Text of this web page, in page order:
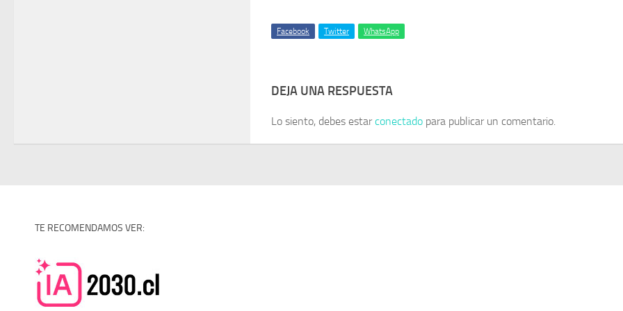
Facebook Twitter WhatsApp
DEJA UNA RESPUESTA
Lo siento, debes estarconectado para publicar un comentario.
TE RECOMENDAMOS VER: